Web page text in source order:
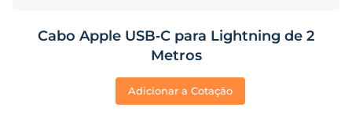
Cabo Apple USB‑C para Lightning de 2
Metros
Adicionar a Cotação